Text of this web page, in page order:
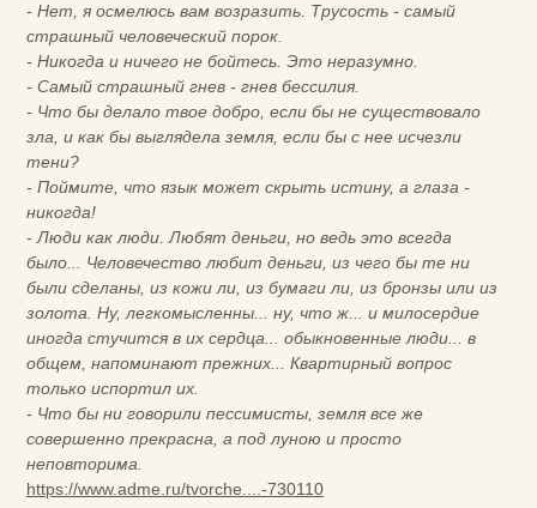
- Нет, я осмелюсь вам возразить. Трусость - самый
страшный человеческий порок.
- Никогда и ничего не бойтесь. Это неразумно.
- Самый страшный гнев - гнев бессилия.
- Что бы делало твое добро, если бы не существовало
зла, и как бы выглядела земля, если бы с нее исчезли
тени?
- Поймите, что язык может скрыть истину, а глаза -
никогда!
- Люди как люди. Любят деньги, но ведь это всегда
было... Человечество любит деньги, из чего бы те ни
были сделаны, из кожи ли, из бумаги ли, из бронзы или из
золота. Ну, легкомысленны... ну, что ж... и милосердие
иногда стучится в их сердца... обыкновенные люди... в
общем, напоминают прежних... Квартирный вопрос
только испортил их.
- Что бы ни говорили пессимисты, земля все же
совершенно прекрасна, а под луною и просто
неповторима.
https://www.adme.ru/tvorche....-730110